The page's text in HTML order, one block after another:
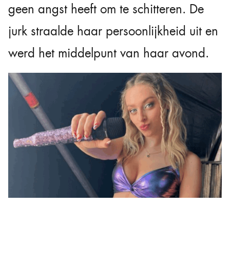
geen angst heeft om te schitteren. De
jurk straalde haar persoonlijkheid uit en
werd het middelpunt van haar avond.